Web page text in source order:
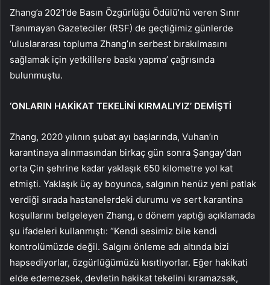
Zhang’a 2021’de Basın Özgürlüğü Ödülü’nü veren Sınır
Tanımayan Gazeteciler (RSF) de geçtiğimiz günlerde
‘uluslararası topluma Zhang’ın serbest bırakılmasını
sağlamak için yetkililere baskı yapma’ çağrısında
bulunmuştu.
‘ONLARIN HAKİKAT TEKELİNİ KIRMALIYIZ’ DEMİŞTİ
Zhang, 2020 yılının şubat ayı başlarında, Vuhan’ın
karantinaya alınmasından birkaç gün sonra Şangay’dan
orta Çin şehrine kadar yaklaşık 650 kilometre yol kat
etmişti. Yaklaşık üç ay boyunca, salgının henüz yeni patlak
verdiği sırada hastanelerdeki durumu ve sert karantina
koşullarını belgeleyen Zhang, o dönem yaptığı açıklamada
şu ifadeleri kullanmıştı: “Kendi sesimiz bile kendi
kontrolümüzde değil. Salgını önleme adı altında bizi
hapsediyorlar, özgürlüğümüzü kısıtlıyorlar. Eğer hakikati
elde edemezsek, devletin hakikat tekelini kıramazsak,